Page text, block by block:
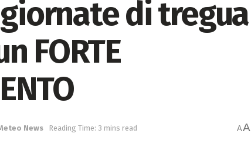
giornate di tregua
FORTE
News Reading Time: 3 mins read AA